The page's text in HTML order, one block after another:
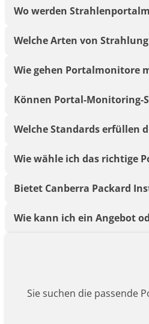
Wo werden
Welche Arten von
Wie gehen Portalmonitore
Können Portal-Monitoring-
Welche Standards erfüllen
Wie wähle ich das richtige
Bietet Canberra Packard
Wie kann ich ein Angebot
Sie suchen die passende